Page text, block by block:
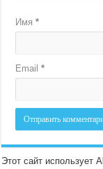
Имя*
Email*
Этот сайт